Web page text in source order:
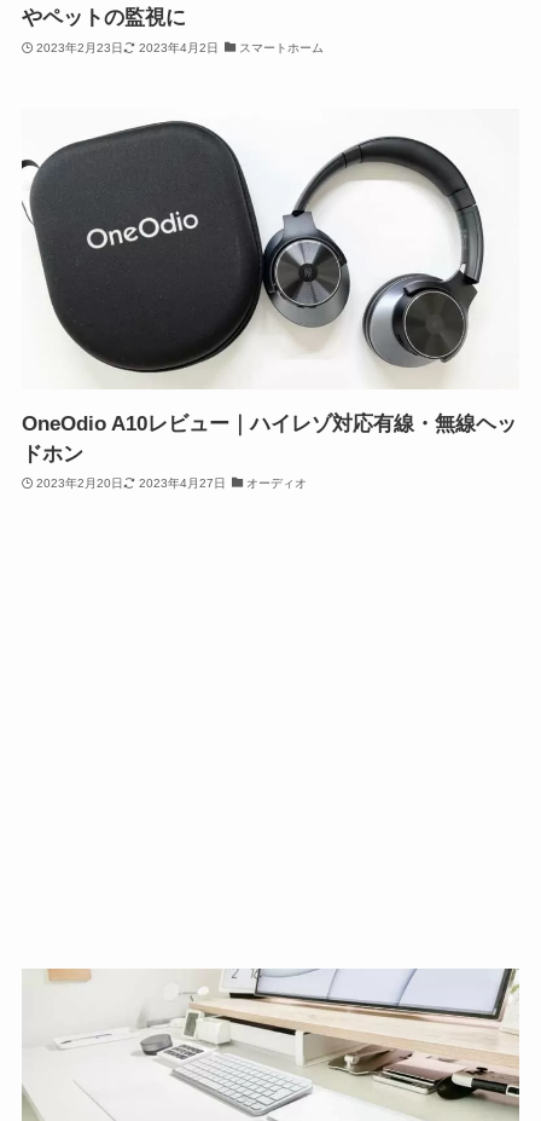
やペットの監視に
2023年2月23日 2023年4月2日 スマートホーム
OneOdio A10レビュー｜ハイレゾ対応有線・無線ヘッ
ドホン
2023年2月20日 2023年4月27日 オーディオ